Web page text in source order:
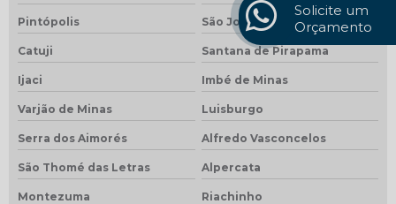
Pintópolis São João do Oriente
Catuji Santana de Pirapama
Ijaci Imbé de Minas
Varjão de Minas Luisburgo
Serra dos Aimorés Alfredo Vasconcelos
São Thomé das Letras Alpercata
Montezuma Riachinho
Solicite um
Orçamento